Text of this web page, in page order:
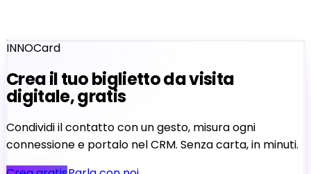
INNOCard
Crea il tuo biglietto da visita
digitale, gratis
Condividi il contatto con un gesto, misura ogni
connessione e portalo nel CRM. Senza carta, in minuti.